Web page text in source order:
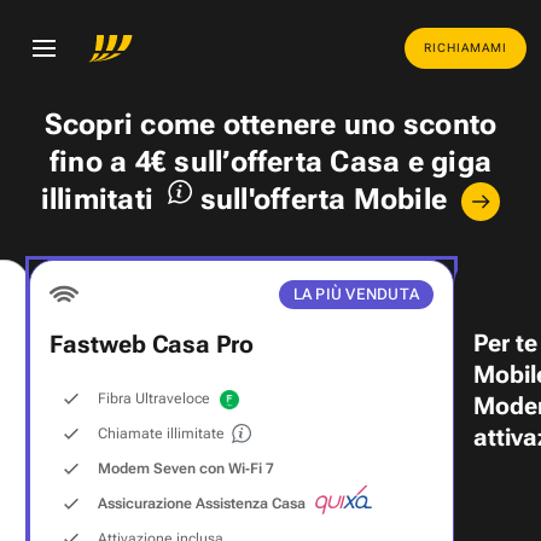
RICHIAMAMI
Scopri come ottenere uno sconto
fino a 4€ sull’offerta Casa egiga
illimitati
sull'offerta Mobile
LA PIÙ VENDUTA
Fastweb Casa Pro
Fibra Ultraveloce
Chiamate illimitate
Modem Seven con Wi‑Fi 7
Assicurazione Assistenza Casa
Per